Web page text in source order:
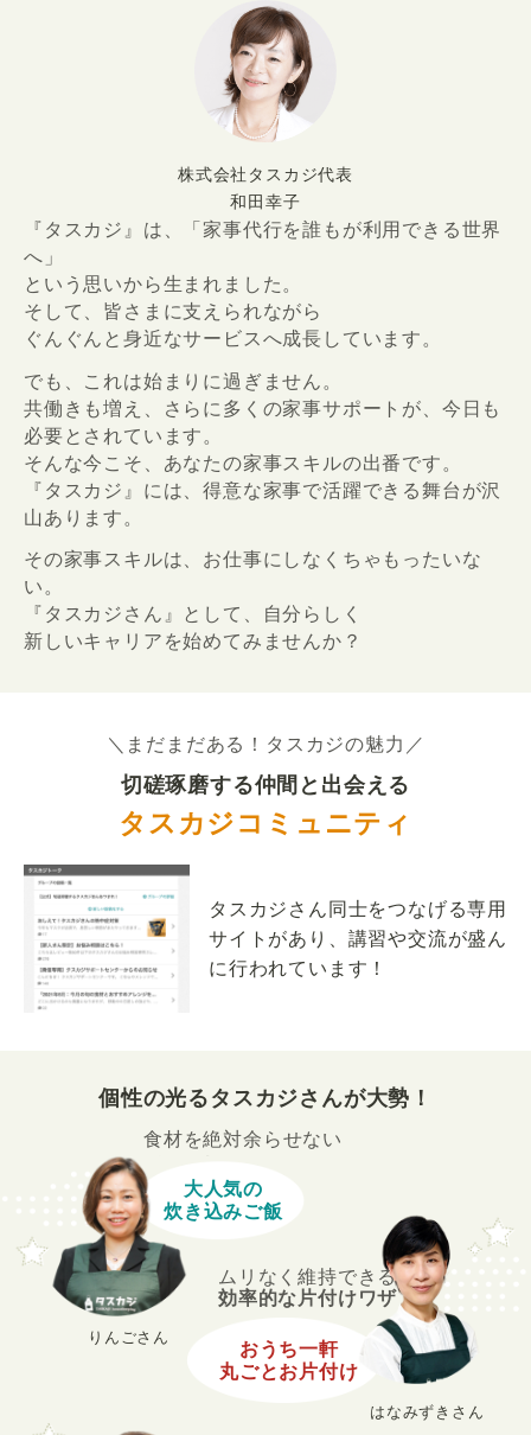
株式会社タスカジ代表
和田幸子
『タスカジ』は、「家事代行を誰もが利用できる世界
へ」
という思いから生まれました。
そして、皆さまに支えられながら
ぐんぐんと身近なサービスへ成長しています。
でも、これは始まりに過ぎません。
共働きも増え、さらに多くの家事サポートが、今日も
必要とされています。
そんな今こそ、あなたの家事スキルの出番です。
『タスカジ』には、得意な家事で活躍できる舞台が沢
山あります。
その家事スキルは、お仕事にしなくちゃもったいな
い。
『タスカジさん』として、自分らしく
新しいキャリアを始めてみませんか？
＼まだまだある！タスカジの魅力／
切磋琢磨する仲間と出会える
タスカジコミュニティ
タスカジさん同士をつなげる専用
サイトがあり、講習や交流が盛ん
に行われています！
個性の光るタスカジさんが大勢！
りんごさん
食材を絶対余らせない
大人気の
炊き込みご飯
はなみずきさん
ムリなく維持できる
効率的な片付けワザ
おうち一軒
丸ごとお片付け